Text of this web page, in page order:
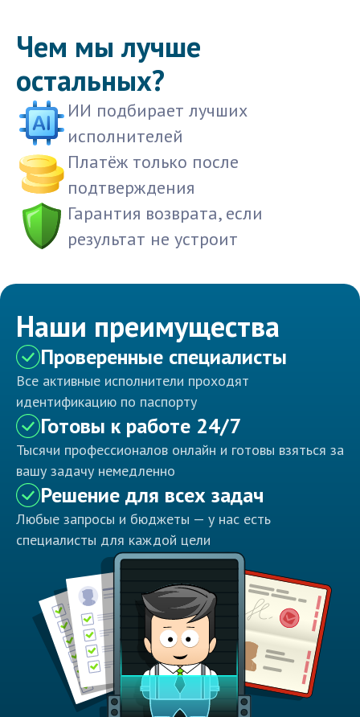
Чем мы лучше
остальных?
ИИ подбирает лучших
исполнителей
Платёж только после
подтверждения
Гарантия возврата, если
результат не устроит
Наши преимущества
Проверенные специалисты
Все активные исполнители проходят
идентификацию по паспорту
Готовы к работе 24/7
Тысячи профессионалов онлайн и готовы взяться за
вашу задачу немедленно
Решение для всех задач
Любые запросы и бюджеты — у нас есть
специалисты для каждой цели